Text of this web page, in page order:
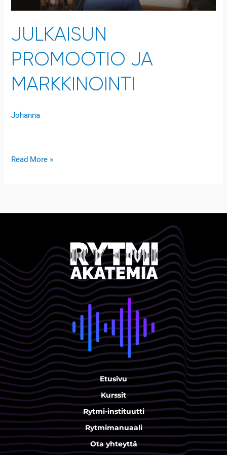
JULKAISUN
PROMOOTIO JA
MARKKINOINTI
Johanna
Read More »
Etusivu
Kurssit
Rytmi-instituutti
Rytmimanuaali
Ota yhteyttä